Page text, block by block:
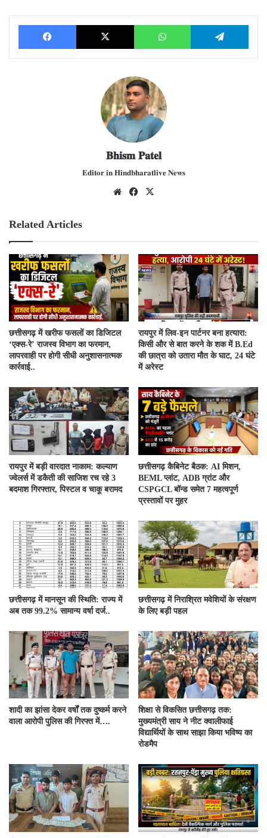
Facebook X WhatsApp
𝐁𝐡𝐢𝐬𝐦 𝐏𝐚𝐭𝐞𝐥
𝐄𝐝𝐢𝐭𝐨𝐫 𝐢𝐧 𝐇𝐢𝐧𝐝𝐛𝐡𝐚𝐫𝐚𝐭𝐥𝐢𝐯𝐞 𝐍𝐞𝐰𝐬
We
Fac
Related Articles
​छत्तीसगढ़ में खरीफ फसलों का डिजिटल
‘एक्स-रे’ राजस्व विभाग का फरमान,
लापरवाही पर होगी सीधी अनुशासनात्मक
कार्रवाई..
रायपुर में लिव-इन पार्टनर बना हत्यारा:
किसी और से बात करने के शक में B.Ed
की छात्रा को उतारा मौत के घाट, 24 घंटे
में अरेस्ट
रायपुर में बड़ी वारदात नाकाम: कल्याण
ज्वेलर्स में डकैती की साजिश रच रहे 3
बदमाश गिरफ्तार, पिस्टल व चाकू बरामद
छत्तीसगढ़ कैबिनेट बैठक: AI मिशन,
BEML प्लांट, ADB ग्रांट और
CSPGCL बॉन्ड समेत 7 महत्वपूर्ण
प्रस्तावों पर मुहर
छत्तीसगढ़ में मानसून की स्थिति: राज्य में
अब तक 99.2% सामान्य वर्षा दर्ज..
छत्तीसगढ़ में निराश्रित मवेशियों के संरक्षण
के लिए बड़ी पहल
शादी का झांसा देकर वर्षों तक दुष्कर्म करने
वाला आरोपी पुलिस की गिरफ्त में….
शिक्षा से विकसित छत्तीसगढ़ तक:
मुख्यमंत्री साय ने नीट क्वालीफाई
विद्यार्थियों के साथ साझा किया भविष्य का
रोडमैप